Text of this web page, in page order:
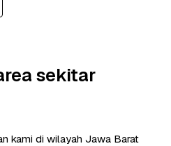
sekitar
kami di wilayah Jawa Barat